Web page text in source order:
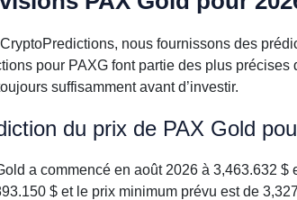
nous fournissons des
pour PAXG font partie des plus
suffisamment avant d’investir.
du prix de PAX Gold
a commencé en août 2026 à 3,463.632
$ et le prix minimum prévu est de